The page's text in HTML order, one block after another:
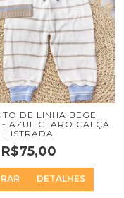
DE LINHA BEGE
- AZUL CLARO CALÇA
LISTRADA
R$75,00
DETALHES